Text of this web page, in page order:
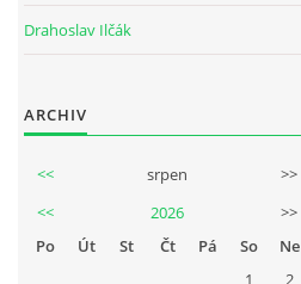
Drahoslav Ilčák
ARCHIV
<< srpen
>>
<<
2026
>>
Po
Út St Čt Pá So
Ne
1
2